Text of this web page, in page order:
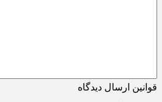
قوانین ارسال دیدگاه